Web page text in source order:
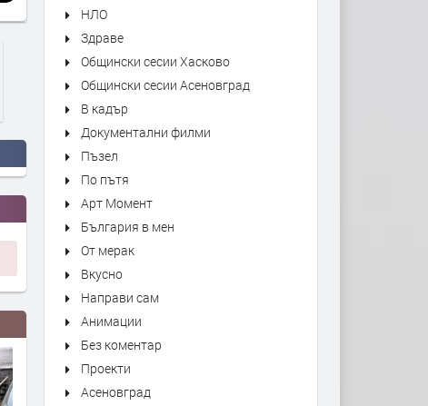
НЛО
Здраве
Общински сесии Хасково
Общински сесии Асеновград
В кадър
Документални филми
Пъзел
По пътя
Арт Момент
България в мен
От мерак
Вкусно
Направи сам
Анимации
Без коментар
Проекти
Асеновград